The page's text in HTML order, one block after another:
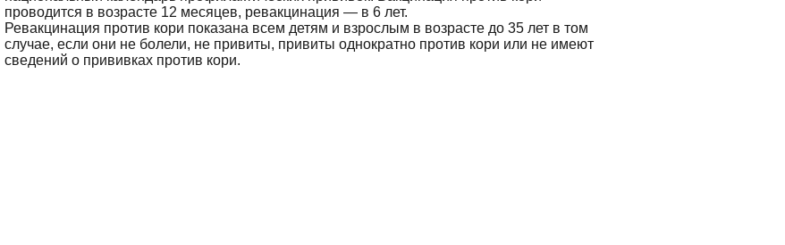
проводится в возрасте 12 месяцев, ревакцинация — в 6 лет.
Ревакцинация против кори показана всем детям и взрослым в возрасте до 35 лет в том
случае, если они не болели, не привиты, привиты однократно против кори или не имеют
сведений о прививках против кори.